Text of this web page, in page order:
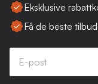
Eksklusive
Få de beste